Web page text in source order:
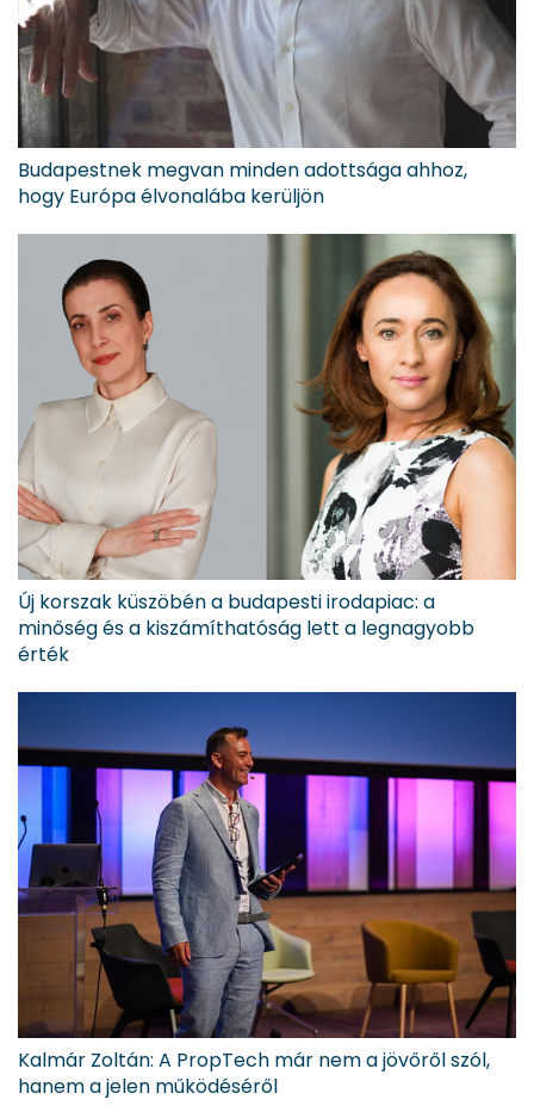
Budapestnek megvan minden adottsága ahhoz,
hogy Európa élvonalába kerüljön
Új korszak küszöbén a budapesti irodapiac: a
minőség és a kiszámíthatóság lett a legnagyobb
érték
Kalmár Zoltán: A PropTech már nem a jövőről szól,
hanem a jelen működéséről